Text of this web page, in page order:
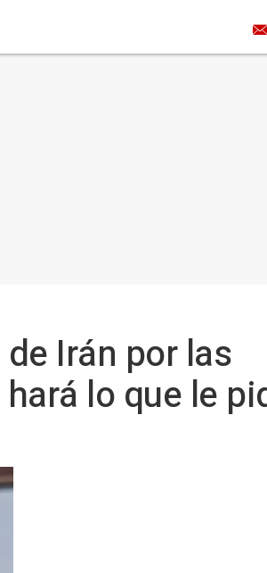
Irán por las
lo que le